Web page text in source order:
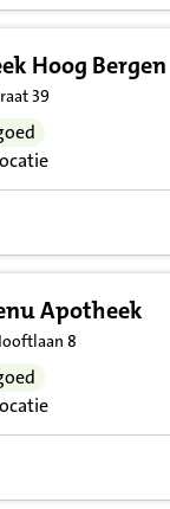
Hoog Bergen
39
Apotheek
8